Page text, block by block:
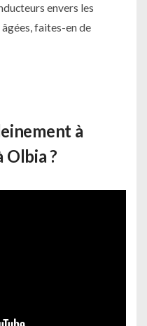
envers les
faites-en de
à
?